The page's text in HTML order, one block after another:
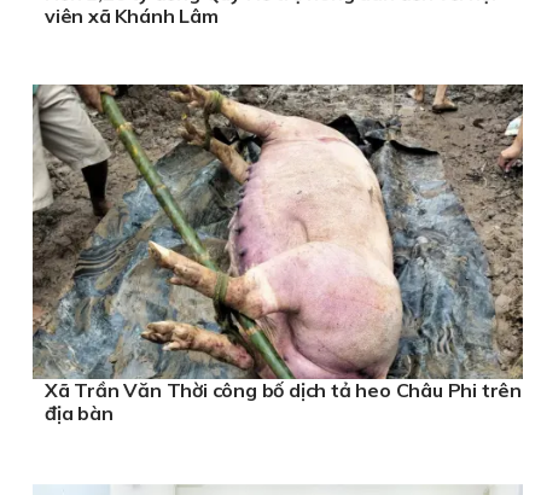
viên xã Khánh Lâm
Xã Trần Văn Thời công bố dịch tả heo Châu Phi trên
địa bàn